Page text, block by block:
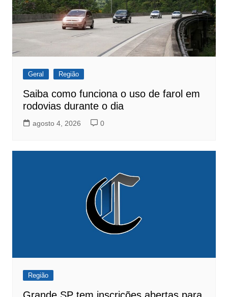
Geral Região
Saiba como funciona o uso de farol em
rodovias durante o dia
agosto 4, 2026 0
Região